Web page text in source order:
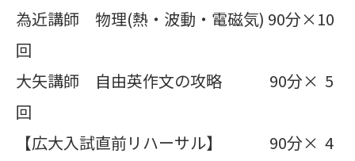
為近講師 物理(熱・波動・電磁気) 90分×10
回
大矢講師 自由英作文の攻略 90分× 5
回
【広大入試直前リハーサル】 90分× 4